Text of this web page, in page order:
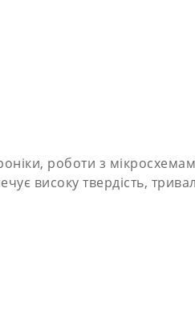
роботи з
високу твердість,